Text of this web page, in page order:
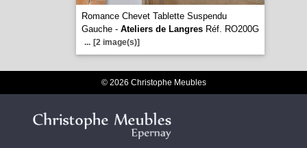
Romance Chevet Tablette Suspendu
Gauche - Ateliers de LangresRéf. RO200G
... [2 image(s)]
© 2026 Christophe Meubles